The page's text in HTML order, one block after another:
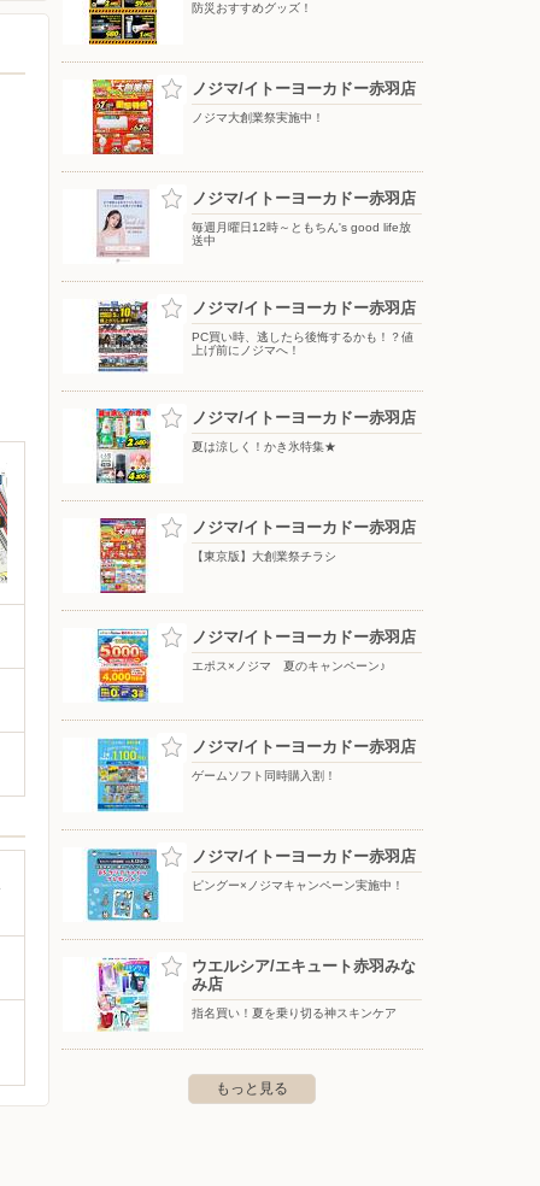
防災おすすめグッズ！
ノジマ/イトーヨーカドー赤羽店
ノジマ大創業祭実施中！
ノジマ/イトーヨーカドー赤羽店
毎週月曜日12時～ともちん's good life放
送中
ノジマ/イトーヨーカドー赤羽店
PC買い時、逃したら後悔するかも！？値
上げ前にノジマへ！
ノジマ/イトーヨーカドー赤羽店
夏は涼しく！かき氷特集★
ノジマ/イトーヨーカドー赤羽店
【東京版】大創業祭チラシ
ノジマ/イトーヨーカドー赤羽店
エポス×ノジマ 夏のキャンペーン♪
ノジマ/イトーヨーカドー赤羽店
ゲームソフト同時購入割！
ノジマ/イトーヨーカドー赤羽店
ピングー×ノジマキャンペーン実施中！
ウエルシア/エキュート赤羽みな
み店
指名買い！夏を乗り切る神スキンケア
もっと見る